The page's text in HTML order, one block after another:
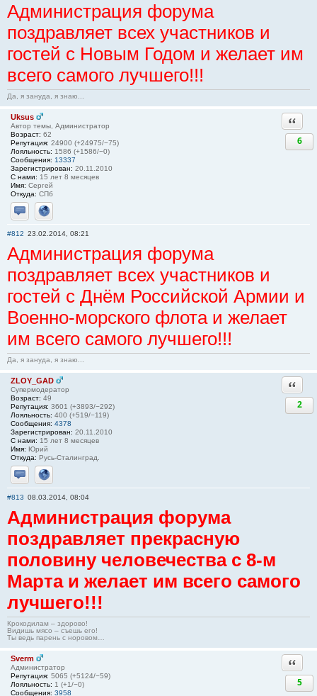
Администрация форума
поздравляет всех участников и
гостей с Новым Годом и желает им
всего самого лучшего!!!
Да, я зануда, я знаю...
Uksus
Автор темы, Администратор
Возраст: 62
Репутация: 24900 (+24975/−75)
Лояльность: 1586 (+1586/−0)
Сообщения: 13337
Зарегистрирован: 20.11.2010
С нами: 15 лет 8 месяцев
Имя: Сергей
Откуда: СПб
Отправить личное сообщение
Сайт
6
#812 23.02.2014, 08:21
Администрация форума
поздравляет всех участников и
гостей с Днём Российской Армии и
Военно-морского флота и желает
им всего самого лучшего!!!
Да, я зануда, я знаю...
ZLOY_GAD
Супермодератор
Возраст: 49
Репутация: 3601 (+3893/−292)
Лояльность: 400 (+519/−119)
Сообщения: 4378
Зарегистрирован: 20.11.2010
С нами: 15 лет 8 месяцев
Имя: Юрий
Откуда: Русь-Сталинград.
Отправить личное сообщение
Сайт
2
#813 08.03.2014, 08:04
Администрация форума
поздравляет прекрасную
половину человечества с 8-м
Марта и желает им всего самого
лучшего!!!
Крокодилам – здорово!
Видишь мясо – съешь его!
Ты ведь парень с норовом…
Sverm
Администратор
Репутация: 5065 (+5124/−59)
Лояльность: 1 (+1/−0)
Сообщения: 3958
5